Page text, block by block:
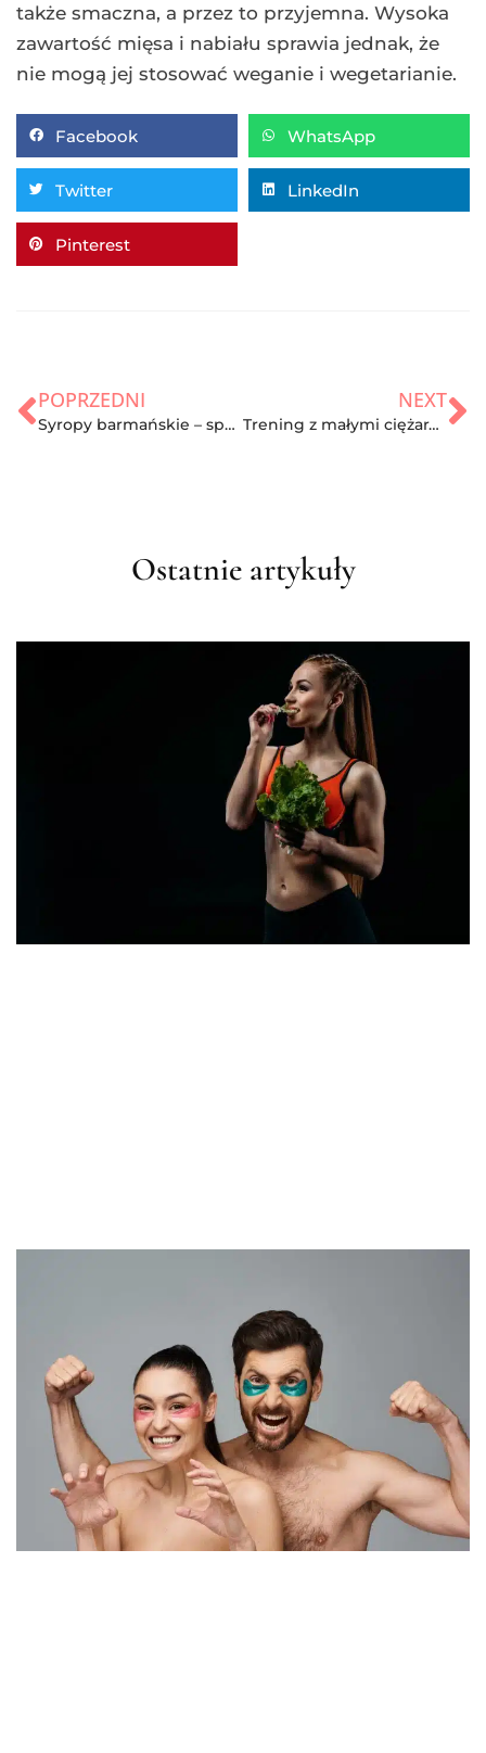
także smaczna, a przez to przyjemna. Wysoka
zawartość mięsa i nabiału sprawia jednak, że
nie mogą jej stosować weganie i wegetarianie.
Facebook WhatsApp
Twitter LinkedIn
Pinterest
POPRZEDNI
Syropy barmańskie – sposób na niecodzienną kawę i pysznego drinka
NEXT
Trening z małymi ciężarami – czy ma sens?
Ostatnie artykuły